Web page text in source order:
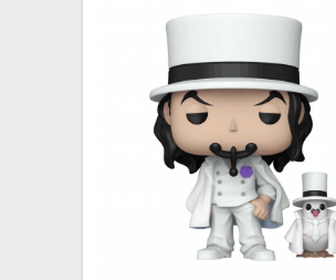
TCG & BOARDGAME HUB
VÝKUP HER (BAZAR)